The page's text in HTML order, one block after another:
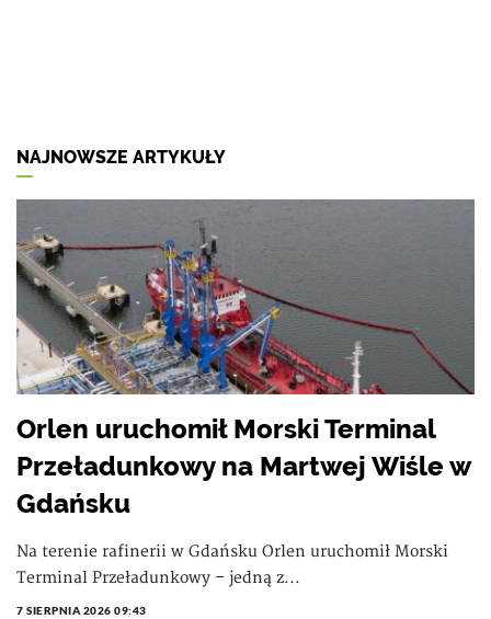
NAJNOWSZE ARTYKUŁY
Orlen uruchomił Morski Terminal
Przeładunkowy na Martwej Wiśle w
Gdańsku
Na terenie rafinerii w Gdańsku Orlen uruchomił Morski
Terminal Przeładunkowy – jedną z...
7 SIERPNIA 2026 09:43